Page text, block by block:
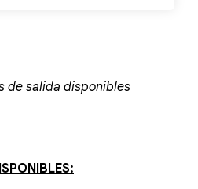
de salida disponibles